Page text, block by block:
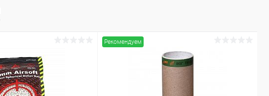
Рекомендуем